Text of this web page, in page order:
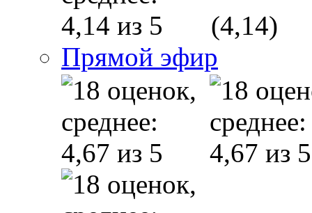
(4,14)
Прямой эфир